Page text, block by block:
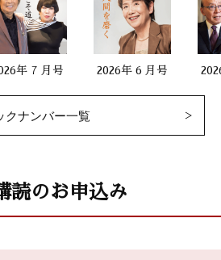
。改革の本丸を逃すな」
授）
員教授）
年 7 月号 2026年 6 月号
クナンバー一覧
読のお申込み